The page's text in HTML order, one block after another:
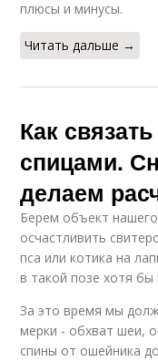
плюсы и минусы.
Читать дальше →
Как
спицами.
делаем
Берем объект
осчастливить
пса или котика на
в такой позе хотя бы
За это время мы
мерки - обхват шеи,
спины от ошейника